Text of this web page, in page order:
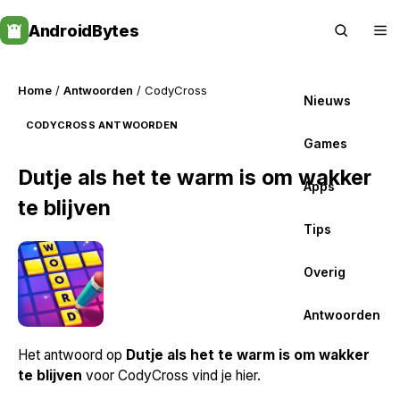
to
content
AndroidBytes
Nieuws
Games
Apps
Tips
Overig
Antwoorden
Home / Antwoorden / CodyCross
CODYCROSS ANTWOORDEN
Dutje als het te warm is om wakker
te blijven
Het antwoord op Dutje als het te warm is om wakker
te blijven voor CodyCross vind je hier.